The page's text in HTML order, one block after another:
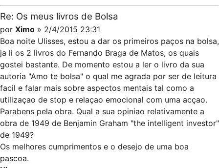
Re: Os meus livros de Bolsa
por Ximo » 2/4/2015 23:31
Boa noite Ulisses, estou a dar os primeiros paços na bolsa,
ja li os 2 livros do Fernando Braga de Matos; os quais
gostei bastante. De momento estou a ler o livro da sua
autoria "Amo te bolsa" o qual me agrada por ser de leitura
facil e falar mais sobre aspectos mentais tal como a
utilizaçao de stop e relaçao emocional com uma acçao.
Parabens pela obra. Qual a sua opiniao relativamente a
obra de 1949 de Benjamin Graham "the intelligent investor"
de 1949?
Os melhores cumprimentos e o desejo de uma boa
pascoa.